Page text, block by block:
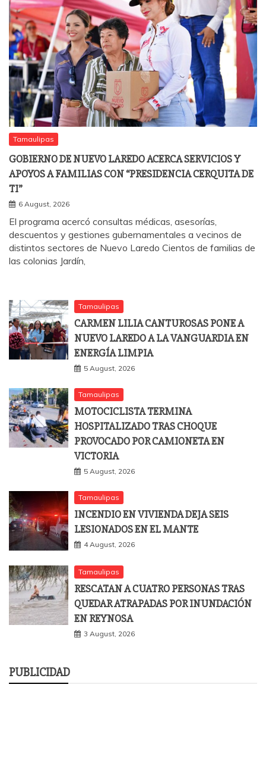
Tamaulipas
GOBIERNO DE NUEVO LAREDO ACERCA SERVICIOS Y
APOYOS A FAMILIAS CON “PRESIDENCIA CERQUITA DE
TI”
6 August, 2026
El programa acercó consultas médicas, asesorías,
descuentos y gestiones gubernamentales a vecinos de
distintos sectores de Nuevo Laredo Cientos de familias de
las colonias Jardín,
Tamaulipas
CARMEN LILIA CANTUROSAS PONE A
NUEVO LAREDO A LA VANGUARDIA EN
ENERGÍA LIMPIA
5 August, 2026
Tamaulipas
MOTOCICLISTA TERMINA
HOSPITALIZADO TRAS CHOQUE
PROVOCADO POR CAMIONETA EN
VICTORIA
5 August, 2026
Tamaulipas
INCENDIO EN VIVIENDA DEJA SEIS
LESIONADOS EN EL MANTE
4 August, 2026
Tamaulipas
RESCATAN A CUATRO PERSONAS TRAS
QUEDAR ATRAPADAS POR INUNDACIÓN
EN REYNOSA
3 August, 2026
PUBLICIDAD